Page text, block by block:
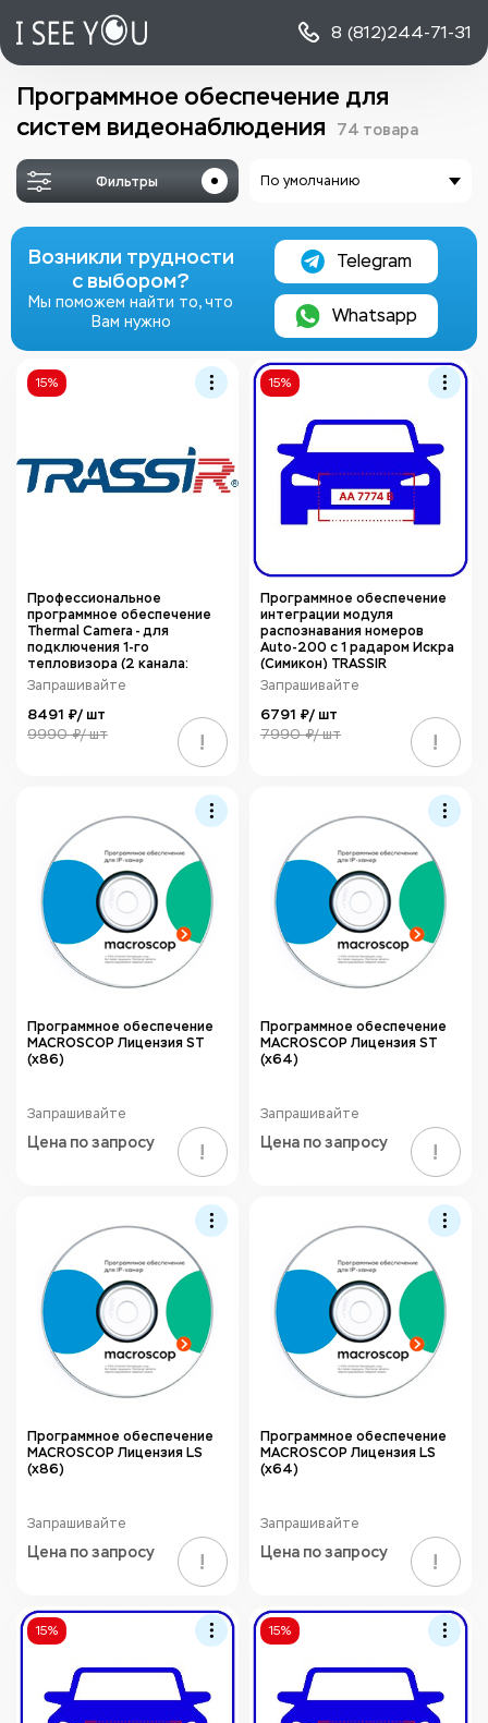
8 (812)244-71-31
Программное обеспечение для
систем видеонаблюдения
74 товара
Фильтры По умолчанию
Возникли трудности
с выбором?
Мы поможем найти то, что
Вам нужно
Telegram
Whatsapp
15%
Профессиональное
программное обеспечение
Thermal Camera - для
подключения 1-го
тепловизора (2 канала:
видимый и тепловизионный)
и получения данных о
температуре в ПО -сервер
х64 для ОС Windows x64
TRASSIR THERMALCAM Win64
Запрашивайте
8491 ₽/ шт
9990 ₽/ шт !
15%
Программное обеспечение
интеграции модуля
распознавания номеров
Auto-200 с 1 радаром Искра
(Симикон) TRASSIR
AutoTRASSIR-200 Radar
Запрашивайте
6791 ₽/ шт
7990 ₽/ шт !
Программное обеспечение
MACROSCOP Лицензия ST
(х86)
Запрашивайте
Цена по запросу !
Программное обеспечение
MACROSCOP Лицензия ST
(х64)
Запрашивайте
Цена по запросу !
Программное обеспечение
MACROSCOP Лицензия LS
(х86)
Запрашивайте
Цена по запросу !
Программное обеспечение
MACROSCOP Лицензия LS
(х64)
Запрашивайте
Цена по запросу !
15% 15%